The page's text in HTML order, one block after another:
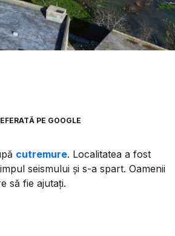
PE GOOGLE
cutremure. Localitatea a fost
seismului și s-a spart. Oamenii
să fie ajutați.